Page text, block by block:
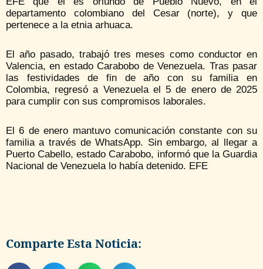
departamento colombiano del Cesar (norte), y que
pertenece a la etnia arhuaca.
El año pasado, trabajó tres meses como conductor en
Valencia, en estado Carabobo de Venezuela. Tras pasar
las festividades de fin de año con su familia en
Colombia, regresó a Venezuela el 5 de enero de 2025
para cumplir con sus compromisos laborales.
El 6 de enero mantuvo comunicación constante con su
familia a través de WhatsApp. Sin embargo, al llegar a
Puerto Cabello, estado Carabobo, informó que la Guardia
Nacional de Venezuela lo había detenido. EFE
Comparte Esta Noticia: